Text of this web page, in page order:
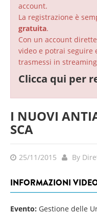
account.
La registrazione è
gratuita.
Con un account
video e potrai seguire
trasmessi in
Clicca qui per
I NUOVI
SCA
25/11/2015 By
INFORMAZIONI
Evento: Gestione delle